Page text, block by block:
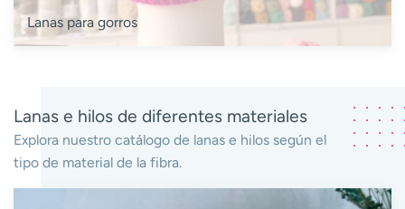
Lanas para gorros
Lanas e hilos de diferentes materiales
Explora nuestro catálogo de lanas e hilos según el
tipo de material de la fibra.